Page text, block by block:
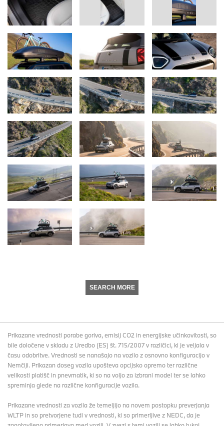
SEARCH MORE
Prikazane vrednosti porabe goriva, emisij CO2 in energijske učinkovitosti, so
bile določene v skladu z Uredbo (ES) št. 715/2007 v različici, ki je veljala v
času odobritve. Vrednosti se nanašajo na vozilo z osnovno konfiguracijo v
Nemčiji. Prikazan doseg vozila upošteva opcijsko opremo ter različne
velikosti platišč in pnevmatik, ki so na voljo za izbrani model ter se lahko
spreminja glede na različne konfiguracije vozila.
Prikazane vrednosti za vozila že temeljijo na novem postopku preverjanja
WLTP in so pretvorjene tudi v vrednosti, ki so primerljive z NEDC, da je